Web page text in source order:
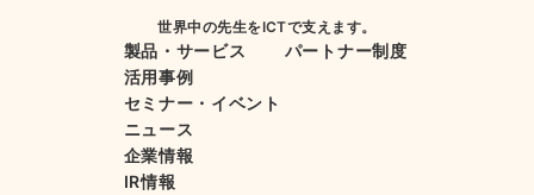
世界中の先生をICTで支えます。
製品・サービス
活用事例
セミナー・イベント
ニュース
企業情報
IR情報
パートナー制度